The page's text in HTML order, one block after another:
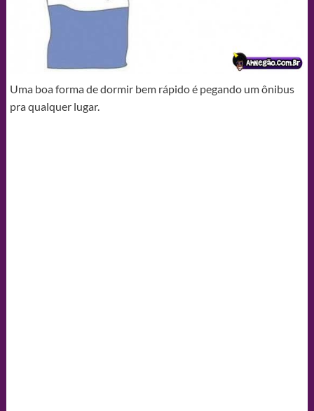
Uma boa forma de dormir bem rápido é pegando um ônibus
pra qualquer lugar.